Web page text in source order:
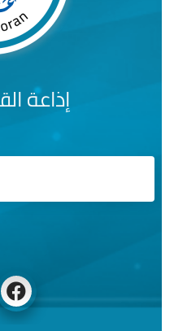
إذاعة